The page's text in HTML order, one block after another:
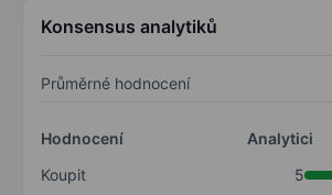
Konsensus analytiků
Průměrné hodnocení
Hodnocení
Analytici
Koupit
5